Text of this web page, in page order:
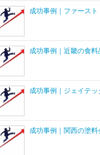
成功事例｜ファースト
成功事例｜近畿の食料
成功事例｜ジェイテッ
成功事例｜関西の塗料